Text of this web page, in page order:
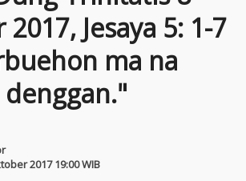
Jesaya 5: 1-7
ma na
denggan."
2017 19:00 WIB